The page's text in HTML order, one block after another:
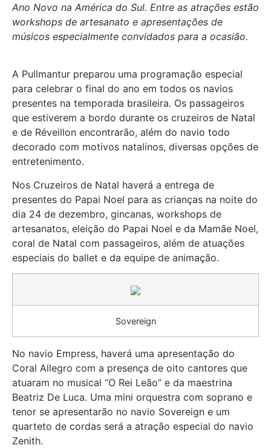
Ano Novo na América do Sul. Entre as atrações estão
workshops de artesanato e apresentações de
músicos especialmente convidados para a ocasião.
A Pullmantur preparou uma programação especial
para celebrar o final do ano em todos os navios
presentes na temporada brasileira. Os passageiros
que estiverem a bordo durante os cruzeiros de Natal
e de Réveillon encontrarão, além do navio todo
decorado com motivos natalinos, diversas opções de
entretenimento.
Nos Cruzeiros de Natal haverá a entrega de
presentes do Papai Noel para as crianças na noite do
dia 24 de dezembro, gincanas, workshops de
artesanatos, eleição do Papai Noel e da Mamãe Noel,
coral de Natal com passageiros, além de atuações
especiais do ballet e da equipe de animação.
Sovereign
No navio Empress, haverá uma apresentação do
Coral Allegro com a presença de oito cantores que
atuaram no musical “O Rei Leão” e da maestrina
Beatriz De Luca. Uma mini orquestra com soprano e
tenor se apresentarão no navio Sovereign e um
quarteto de cordas será a atração especial do navio
Zenith.